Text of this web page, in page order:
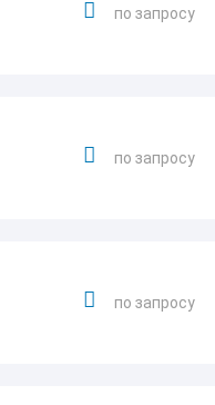
по запросу
по запросу
по запросу